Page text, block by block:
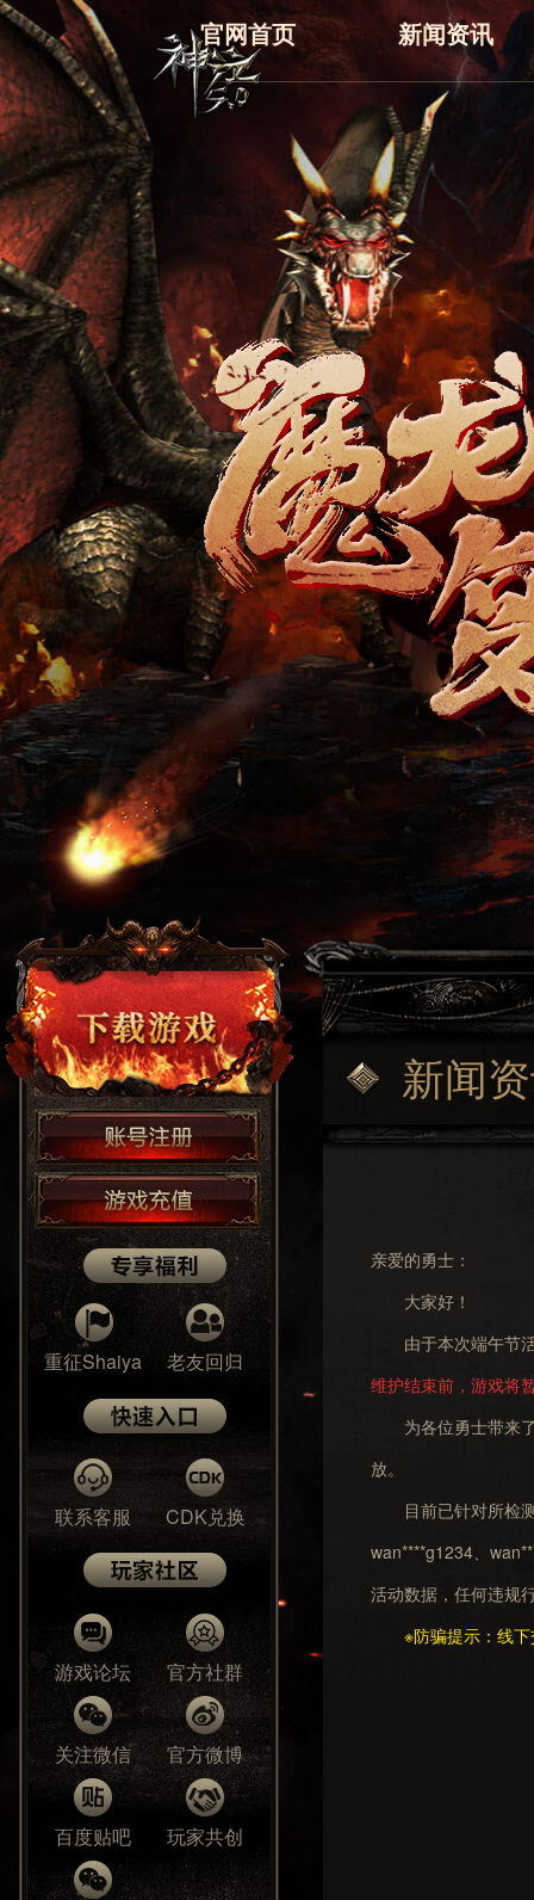
官网首页 新闻资讯
最新
新闻
公告
重征Shaiya 老友回归
联系客服 CDK兑换
游戏论坛 官方社群
关注微信 官方微博
百度贴吧 玩家共创
新闻
亲爱的勇士：
大家好！
由于本次端午节活
维护结束前，游戏将
为各位勇士带来了
放。
目前已针对所检测
wan****g1234、
活动数据， 任何违规
※防骗提示：线